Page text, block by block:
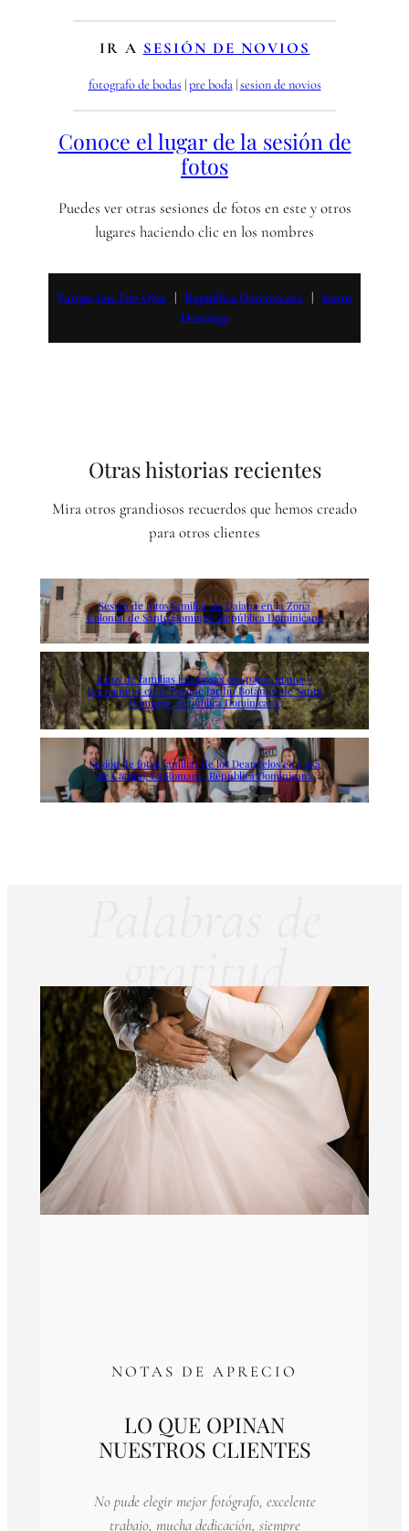
IR A SESIÓN DE NOVIOS
fotografo de bodas | pre boda | sesion de novios
Conoce el lugar de la sesión de
fotos
Puedes ver otras sesiones de fotos en este y otros
lugares haciendo clic en los nombres
Parque Los Tres Ojos
   |
Republica Dominicana
   |
Santo
Domingo
Otras historias recientes
Mira otros grandiosos recuerdos que hemos creado
para otros clientes
Sesión de fotos familiar de Daiana en la Zona
Colonial de Santo Domingo, República Dominicana
Fotos de familias hermosas con papa, mama y
hermanitos en el Parque Jardín Botánico de Santo
Domingo, República Dominicana
Sesión de fotos familiar de los Deangelos en Casa
de Campo, La Romana, República Dominicana
gratitud
NOTAS DE APRECIO
LO QUE OPINAN
NUESTROS CLIENTES
No pude elegir mejor fotógrafo, excelente
trabajo, mucha dedicación, siempre